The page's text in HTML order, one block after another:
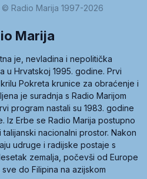
Radio Marija 1997-2026
Marija
je, nevladina i nepolitička
u Hrvatskoj 1995. godine. Prvi
Pokreta krunice za obraćenje i
je suradnja s Radio Marijom
program nastali su 1983. godine
Iz Erbe se Radio Marija postupno
nacionalni prostor. Nakon
udruge i radijske postaje s
zemalja, počevši od Europe
do Filipina na azijskom